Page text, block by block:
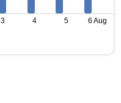
3 4 5 6 Aug